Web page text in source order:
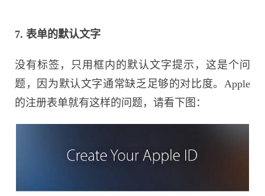
7. 表单的默认文字
没有标签，只用框内的默认文字提示，这是个问
题，因为默认文字通常缺乏足够的对比度。Apple
的注册表单就有这样的问题，请看下图：